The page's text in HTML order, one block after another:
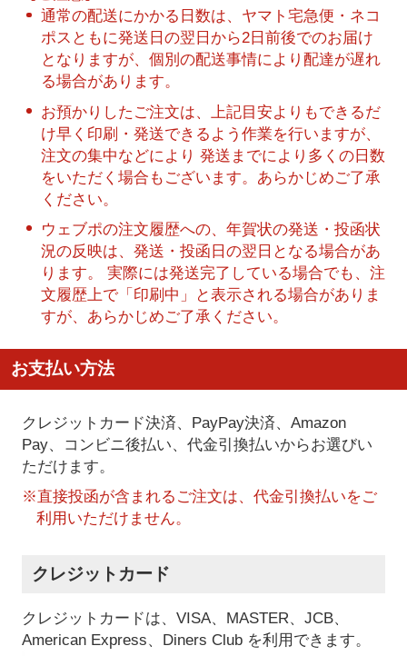
通常の配送にかかる日数は、ヤマト宅急便・ネコ
ポスともに発送日の翌日から2日前後でのお届け
となりますが、個別の配送事情により配達が遅れ
る場合があります。
お預かりしたご注文は、上記目安よりもできるだ
け早く印刷・発送できるよう作業を行いますが、
注文の集中などにより 発送までにより多くの日数
をいただく場合もございます。あらかじめご了承
ください。
ウェブポの注文履歴への、年賀状の発送・投函状
況の反映は、発送・投函日の翌日となる場合があ
ります。 実際には発送完了している場合でも、注
文履歴上で「印刷中」と表示される場合がありま
すが、あらかじめご了承ください。
お支払い方法
クレジットカード決済、PayPay決済、Amazon
Pay、コンビニ後払い、代金引換払いからお選びい
ただけます。
※直接投函が含まれるご注文は、代金引換払いをご
利用いただけません。
クレジットカード
クレジットカードは、VISA、MASTER、JCB、
American Express、Diners Club を利用できます。